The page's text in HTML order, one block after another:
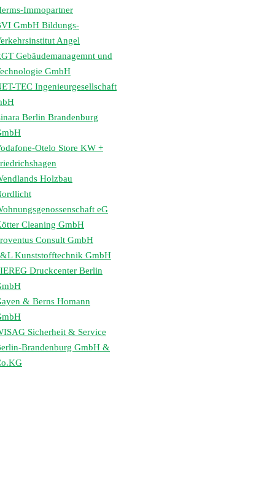
Immopartner
GmbH Bildungs-
Angel
Gebäudemanagemnt und
GmbH
TEC Ingenieurgesellschaft
Berlin Brandenburg
Otelo Store KW +
Holzbau
eG
Cleaning GmbH
Consult GmbH
Kunststofftechnik GmbH
Druckcenter Berlin
& Berns Homann
Sicherheit & Service
Brandenburg GmbH &